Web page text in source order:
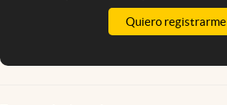
Quiero registrarme